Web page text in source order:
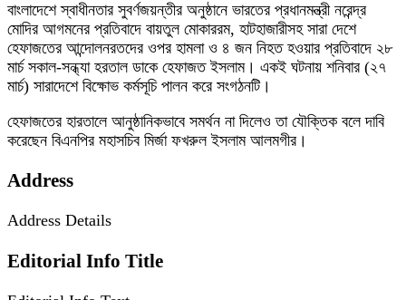
বাংলাদেশে স্বাধীনতার সুবর্ণজয়ন্তীর অনুষ্ঠানে ভারতের প্রধানমন্ত্রী নরেন্দ্র
মোদির আগমনের প্রতিবাদে বায়তুল মোকাররম, হাটহাজারীসহ সারা দেশে
হেফাজতের আন্দোলনরতদের ওপর হামলা ও ৪ জন নিহত হওয়ার প্রতিবাদে ২৮
মার্চ সকাল-সন্ধ্যা হরতাল ডাকে হেফাজত ইসলাম। একই ঘটনায় শনিবার (২৭
মার্চ) সারাদেশে বিক্ষোভ কর্মসূচি পালন করে সংগঠনটি।
হেফাজতের হারতালে আনুষ্ঠানিকভাবে সমর্থন না দিলেও তা যৌক্তিক বলে দাবি
করেছেন বিএনপির মহাসচিব মির্জা ফখরুল ইসলাম আলমগীর।
Address
Address Details
Editorial Info Title